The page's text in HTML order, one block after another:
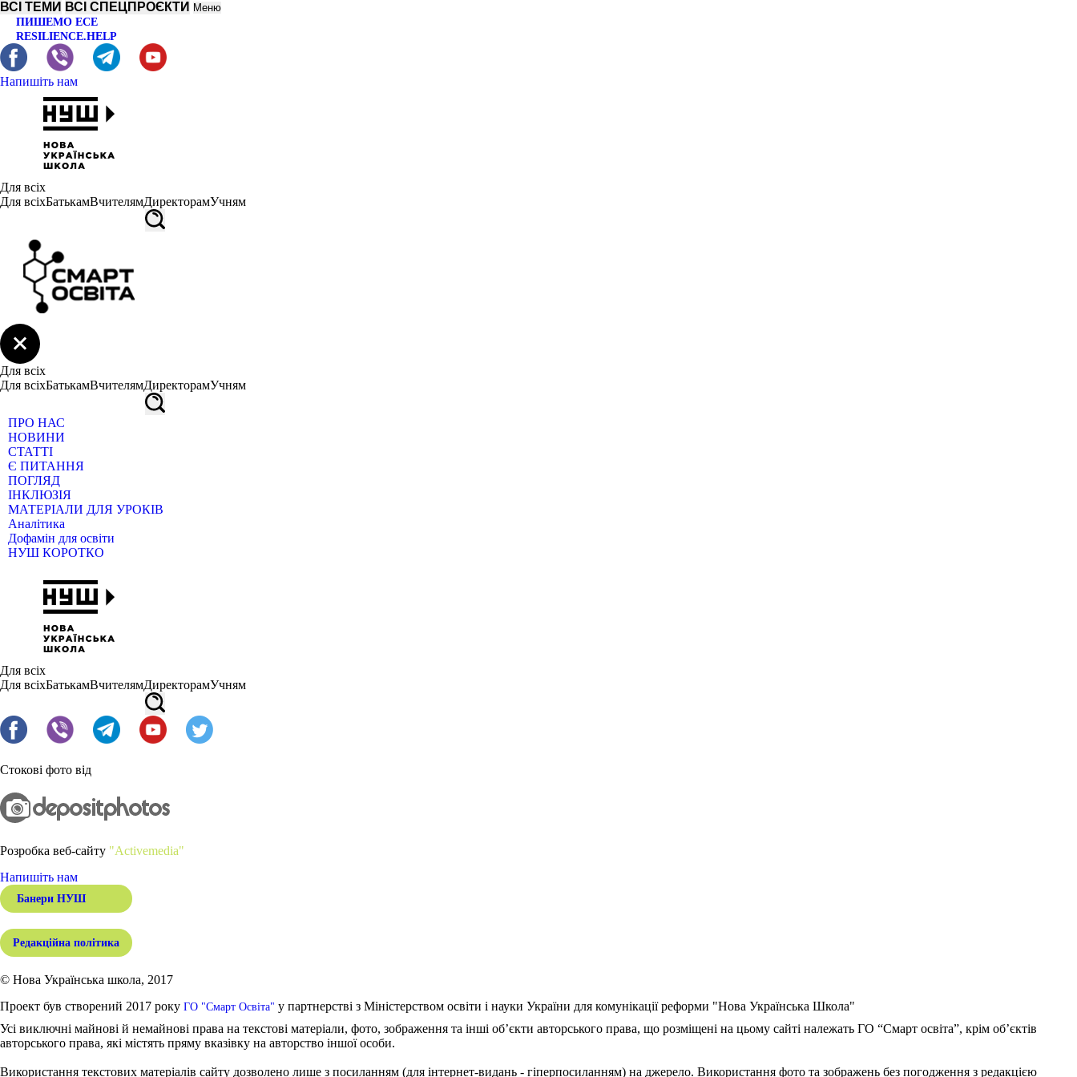
ВСІ ТЕМИ ВСІ СПЕЦПРОЄКТИ Меню
ПИШЕМО ЕСЕ
RESILIENCE.HELP
Напишіть нам
Для всіх
Для всіхБатькамВчителямДиректорамУчням
Для всіх
Для всіхБатькамВчителямДиректорамУчням
ПРО НАС
НОВИНИ
СТАТТІ
Є ПИТАННЯ
ПОГЛЯД
ІНКЛЮЗІЯ
МАТЕРІАЛИ ДЛЯ УРОКІВ
Аналітика
Дофамін для освіти
НУШ КОРОТКО
Для всіх
Для всіхБатькамВчителямДиректорамУчням
Стокові фото від
Розробка веб-сайту "Activemedia"
Напишіть нам
Банери НУШ
Редакційна політика
© Нова Українська школа, 2017
Проект був створений 2017 року ГО "Смарт Освіта" у партнерстві з Міністерством освіти і науки України для комунікації реформи "Нова Українська Школа"
Усі виключні майнові й немайнові права на текстові матеріали, фото, зображення та інші об’єкти авторського права, що розміщені на цьому сайті належать ГО “Смарт освіта”, крім об’єктів
авторського права, які містять пряму вказівку на авторство іншої особи.
Використання текстових матеріалів сайту дозволено лише з посиланням (для інтернет-видань - гіперпосиланням) на джерело. Використання фото та зображень без погодження з редакцією